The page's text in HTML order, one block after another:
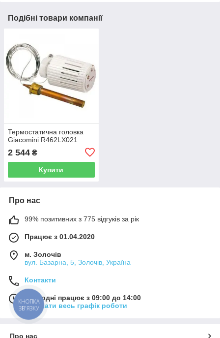
Подібні товари компанії
Термостатична головка
Giacomini R462LX021
2 544 ₴
Купити
Про нас
99% позитивних з 775 відгуків за рік
Працює з 01.04.2020
м. Золочів
вул. Базарна, 5, Золочів, Україна
Контакти
Сьогодні працює з 09:00 до 14:00
Показати весь графік роботи
Про нас
КНОПКА
ЗВ'ЯЗКУ